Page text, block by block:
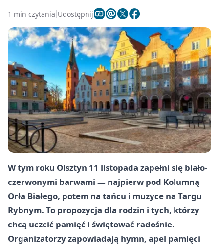
1 min czytania Udostępnij
W tym roku Olsztyn 11 listopada zapełni się biało-
czerwonymi barwami — najpierw pod Kolumną
Orła Białego, potem na tańcu i muzyce na Targu
Rybnym. To propozycja dla rodzin i tych, którzy
chcą uczcić pamięć i świętować radośnie.
Organizatorzy zapowiadają hymn, apel pamięci